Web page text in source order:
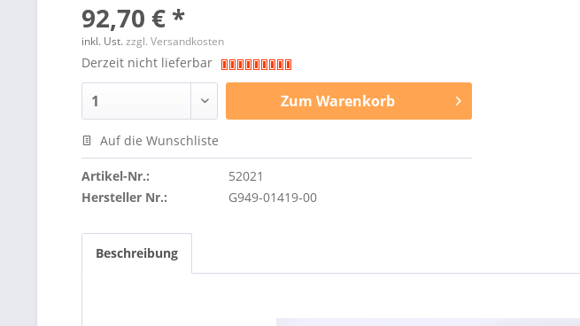
92,70 € *
inkl. Ust.zzgl. Versandkosten
Derzeit nicht lieferbar
ZumWarenkorb
Auf die Wunschliste
Artikel-Nr.:
52021
Hersteller Nr.:
G949-01419-00
Beschreibung